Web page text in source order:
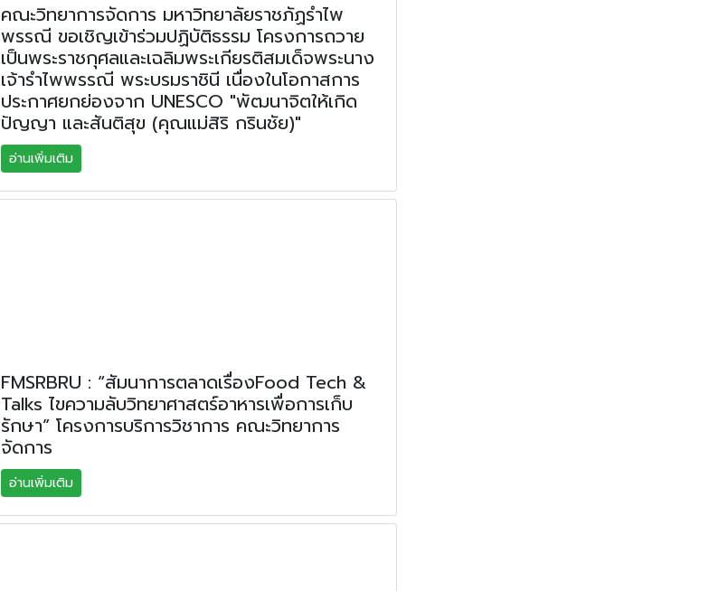
คณะวิทยาการจัดการ มหาวิทยาลัยราชภัฏรำไพ
พรรณี ขอเชิญเข้าร่วมปฏิบัติธรรม โครงการถวาย
เป็นพระราชกุศลและเฉลิมพระเกียรติสมเด็จพระนาง
เจ้ารำไพพรรณี พระบรมราชินี เนื่องในโอกาสการ
ประกาศยกย่องจาก UNESCO "พัฒนาจิตให้เกิด
ปัญญา และสันติสุข (คุณแม่สิริ กรินชัย)"
อ่านเพิ่มเติม
FMSRBRU : “สัมนาการตลาดเรื่องFood Tech &
Talks ไขความลับวิทยาศาสตร์อาหารเพื่อการเก็บ
รักษา” โครงการบริการวิชาการ คณะวิทยาการ
จัดการ
อ่านเพิ่มเติม